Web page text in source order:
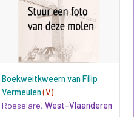
Boekweitkweern van Filip
Vermeulen(V)
Roeselare,West-Vlaanderen